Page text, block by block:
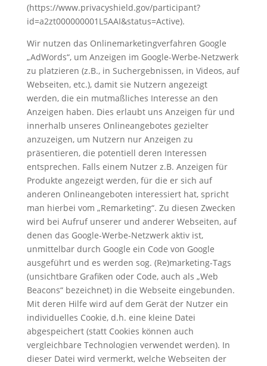
(https://www.privacyshield.gov/participant?
id=a2zt000000001L5AAI&status=Active).
Wir nutzen das Onlinemarketingverfahren Google
„AdWords“, um Anzeigen im Google-Werbe-Netzwerk
zu platzieren (z.B., in Suchergebnissen, in Videos, auf
Webseiten, etc.), damit sie Nutzern angezeigt
werden, die ein mutmaßliches Interesse an den
Anzeigen haben. Dies erlaubt uns Anzeigen für und
innerhalb unseres Onlineangebotes gezielter
anzuzeigen, um Nutzern nur Anzeigen zu
präsentieren, die potentiell deren Interessen
entsprechen. Falls einem Nutzer z.B. Anzeigen für
Produkte angezeigt werden, für die er sich auf
anderen Onlineangeboten interessiert hat, spricht
man hierbei vom „Remarketing“. Zu diesen Zwecken
wird bei Aufruf unserer und anderer Webseiten, auf
denen das Google-Werbe-Netzwerk aktiv ist,
unmittelbar durch Google ein Code von Google
ausgeführt und es werden sog. (Re)marketing-Tags
(unsichtbare Grafiken oder Code, auch als „Web
Beacons“ bezeichnet) in die Webseite eingebunden.
Mit deren Hilfe wird auf dem Gerät der Nutzer ein
individuelles Cookie, d.h. eine kleine Datei
abgespeichert (statt Cookies können auch
vergleichbare Technologien verwendet werden). In
dieser Datei wird vermerkt, welche Webseiten der